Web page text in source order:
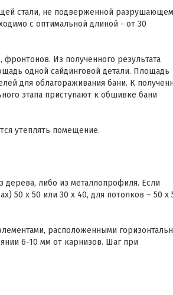
стали, не подверженной
с оптимальной длиной - от 30
Из полученного результата
одной сайдинговой детали. Площадь
для облагораживания бани. К
этапа приступают к обшивке бани
утеплять помещение.
либо из металлопрофиля. Если
50 x 50 или 30 x 40, для потолков – 50 x
расположенными
6-10 мм от карнизов. Шаг при